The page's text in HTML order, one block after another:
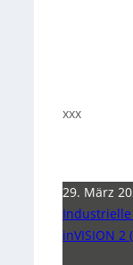
xxx
29. März
inVISION 2